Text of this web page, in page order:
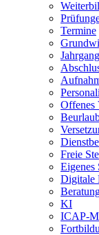
Termine
Offenes
Freie
Eigenes
Digitale
KI
ICAP-